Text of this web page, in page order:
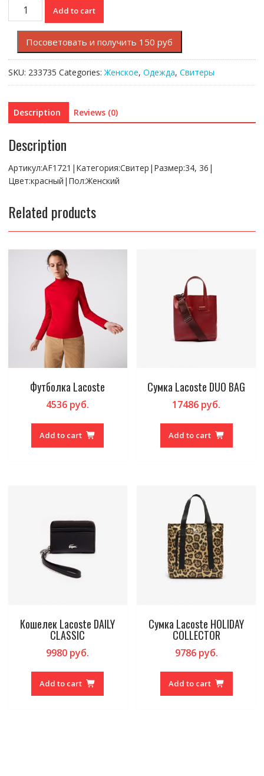
Свитер
Lacoste
quantity
Add to cart
Посоветовать и получить 150 руб
SKU: 233735 Categories:Женское, Одежда, Свитеры
Description Reviews (0)
Description
Артикул:AF1721|Категория:Свитер|Размер:34, 36|
Цвет:красный|Пол:Женский
Related products
Футболка Lacoste
4536 руб.
Add to cart
Сумка Lacoste DUO BAG
17486 руб.
Add to cart
Кошелек Lacoste DAILY
CLASSIC
9980 руб.
Add to cart
Сумка Lacoste HOLIDAY
COLLECTOR
9786руб.
Add to cart